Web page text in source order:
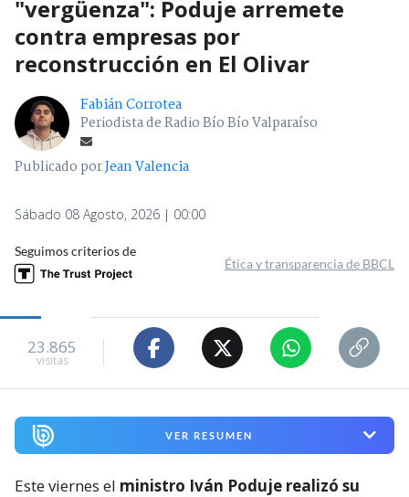
"vergüenza": Poduje arremete
contra empresas por
reconstrucción en El Olivar
Fabián Corrotea
Periodista de Radio Bío Bío Valparaíso
Publicado porJean Valencia
Sábado 08 Agosto, 2026 | 00:00
Seguimos criterios de
Ética y transparencia de BBCL
23.865
visitas
VER RESUMEN
Este viernes el ministro Iván Poduje realizó su